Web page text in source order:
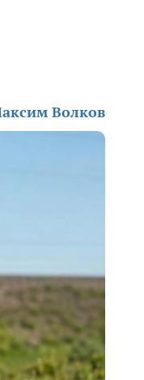
Волков